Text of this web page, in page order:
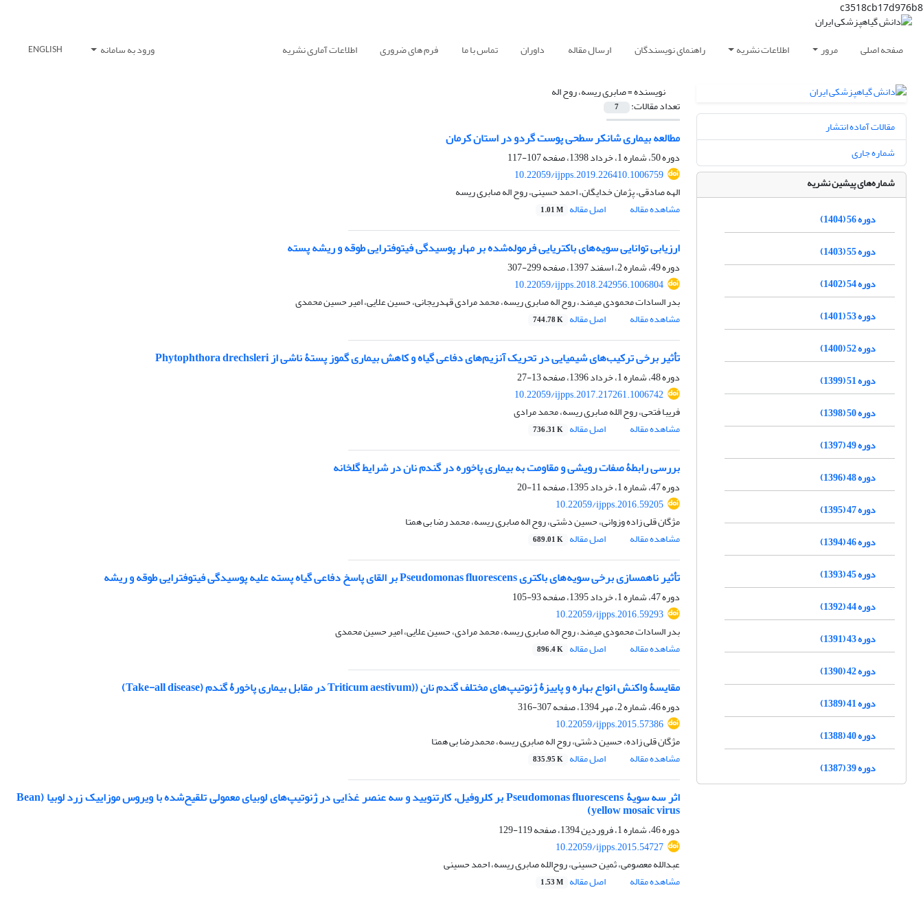
c3518cb17d976b8
صفحه اصلی مرور اطلاعات نشریه راهنمای نویسندگان ارسال مقاله داوران تماس با ما فرم های ضروری اطلاعات آماری نشریه ورود به سامانه ENGLISH
نویسنده =صابری ریسه، روح اله
تعداد مقالات: 7
مطالعه بیماری شانکر سطحی پوست گردو در استان کرمان
دوره 50، شماره 1، خرداد 1398، صفحه
107-117
10.22059/ijpps.2019.226410.1006759
الهه صادقی، پژمان خدایگان، احمد حسینی، روح اله صابری ریسه
مشاهده مقاله
اصل مقاله 1.01 M
ارزیابی توانایی سویه‌های باکتریایی فرموله‌شده بر مهار پوسیدگی فیتوفترایی طوقه و ریشه پسته
دوره 49، شماره 2، اسفند 1397، صفحه
299-307
10.22059/ijpps.2018.242956.1006804
بدر السادات محمودی میمند، روح اله صابری ریسه، محمد مرادی قهدریجانی، حسین علایی، امیر حسین محمدی
مشاهده مقاله
اصل مقاله 744.78 K
تأثیر برخی ترکیب‌های شیمیایی در تحریک آنزیم‌های دفاعی گیاه و کاهش بیماری گموز پستۀ ناشی از Phytophthora drechsleri
دوره 48، شماره 1، خرداد 1396، صفحه
13-27
10.22059/ijpps.2017.217261.1006742
فریبا فتحی، روح الله صابری ریسه، محمد مرادی
مشاهده مقاله
اصل مقاله 736.31 K
بررسی رابطۀ صفات رویشی و مقاومت به بیماری پاخوره در گندم نان در شرایط گلخانه
دوره 47، شماره 1، خرداد 1395، صفحه
11-20
10.22059/ijpps.2016.59205
مژگان قلی زاده وزوانی، حسین دشتی، روح اله صابری ریسه، محمد رضا بی همتا
مشاهده مقاله
اصل مقاله 689.01 K
تأثیر ناهمسازی برخی سویه‌های باکتری Pseudomonas fluorescens بر القای پاسخ دفاعی گیاه پسته علیه پوسیدگی فیتوفترایی طوقه و ریشه
دوره 47، شماره 1، خرداد 1395، صفحه
93-105
10.22059/ijpps.2016.59293
بدر السادات محمودی میمند، روح اله صابری ریسه، محمد مرادی، حسین علایی، امیر حسین محمدی
مشاهده مقاله
اصل مقاله 896.4 K
مقایسۀ واکنش انواع بهاره و پاییزۀ ژنوتیپ‌های مختلف گندم نان ((Triticum aestivum در مقابل بیماری پاخورۀ گندم (Take-all disease)
دوره 46، شماره 2، مهر 1394، صفحه
307-316
10.22059/ijpps.2015.57386
مژگان قلی زاده، حسین دشتی، روح اله صابری ریسه، محمدرضا بی همتا
مشاهده مقاله
اصل مقاله 835.95 K
اثر سه سویۀ Pseudomonas fluorescens بر کلروفیل، کارتنویید و سه عنصر غذایی در ژنوتیپ‌های لوبیای معمولی تلقیح‌شده با ویروس موزاییک زرد لوبیا (Bean
yellow mosaic virus)
دوره 46، شماره 1، فروردین 1394، صفحه
119-129
10.22059/ijpps.2015.54727
عبدالله معصومی، ثمین حسینی، روح‌الله صابری ریسه، احمد حسینی
مشاهده مقاله
اصل مقاله 1.53 M
مقالات آماده انتشار
شماره جاری
شماره‌های پیشین نشریه
دوره 56 (1404)
دوره 55 (1403)
دوره 54 (1402)
دوره 53 (1401)
دوره 52 (1400)
دوره 51 (1399)
دوره 50 (1398)
دوره 49 (1397)
دوره 48 (1396)
دوره 47 (1395)
دوره 46 (1394)
دوره 45 (1393)
دوره 44 (1392)
دوره 43 (1391)
دوره 42 (1390)
دوره 41 (1389)
دوره 40 (1388)
دوره 39 (1387)